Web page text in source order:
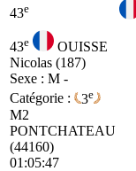
43e
43e
OUISSE
Nicolas (187)
Sexe : M -
Catégorie :
3e
M2
PONTCHATEAU
(44160)
01:05:47